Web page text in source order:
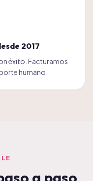
2017
éxito. Facturamos
humano.